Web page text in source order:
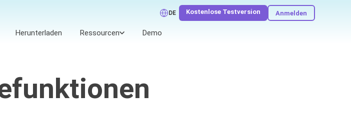
Herunterladen Ressourcen Demo
DE Kostenlose Testversion Anmelden